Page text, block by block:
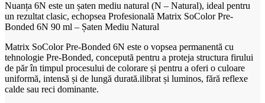
Nuanța 6N este un șaten mediu natural (N – Natural), ideal pentru
un rezultat clasic, echopsea Profesională Matrix SoColor Pre-
Bonded 6N 90 ml – Șaten Mediu Natural
Matrix SoColor Pre-Bonded 6N este o vopsea permanentă cu
tehnologie Pre-Bonded, concepută pentru a proteja structura firului
de păr în timpul procesului de colorare și pentru a oferi o culoare
uniformă, intensă și de lungă durată.ilibrat și luminos, fără reflexe
calde sau reci dominante.